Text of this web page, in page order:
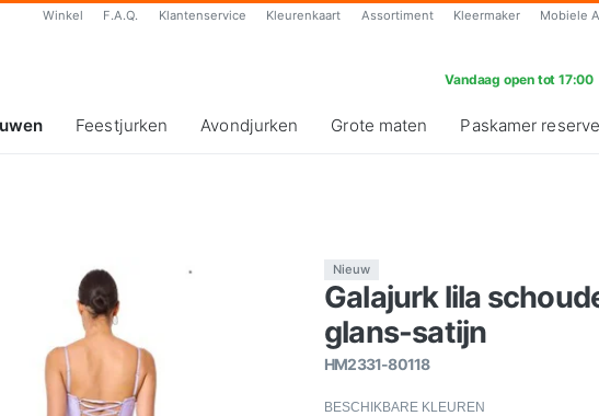
Winkel F.A.Q. Klantenservice Kleurenkaart Assortiment Kleermaker Mobiele
Vandaag open tot 17:00
Feestjurken Avondjurken Grote maten Paskamer
Nieuw
Galajurk lila
glans-satijn
HM2331-80118
BESCHIKBARE KLEUREN